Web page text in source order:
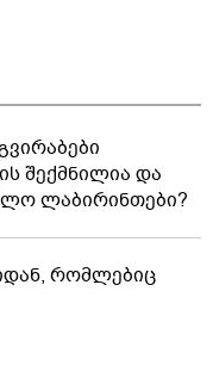
შექმნილია და
ლაბირინთები?
რომლებიც